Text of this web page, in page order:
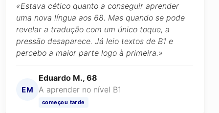
«Estava cético quanto a conseguir aprender
uma nova língua aos 68. Mas quando se pode
revelar a tradução com um único toque, a
pressão desaparece. Já leio textos de B1 e
percebo a maior parte logo à primeira.»
EM
Eduardo M., 68
A aprender no nível B1
começou tarde